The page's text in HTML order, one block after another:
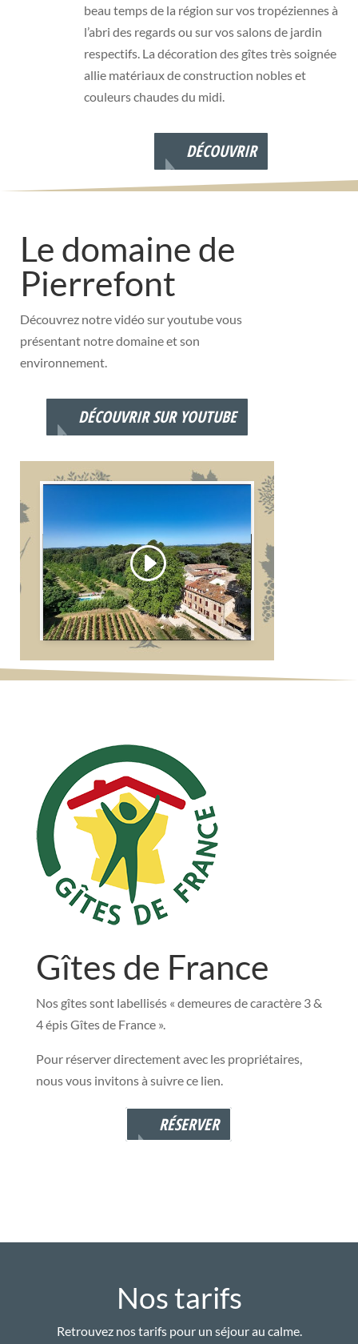
beau temps de la région sur vos tropéziennes à
l’abri des regards ou sur vos salons de jardin
respectifs. La décoration des gîtes très soignée
allie matériaux de construction nobles et
couleurs chaudes du midi.
DÉCOUVRIR
Le domaine de
Pierrefont
Découvrez notre vidéo sur youtube vous
présentant notre domaine et son
environnement.
DÉCOUVRIR SUR YOUTUBE
Cliquez pour accepter les cookies
marketing et activer ce contenu
Gîtes de France
Nos gîtes sont labellisés « demeures de caractère 3 &
4 épis Gîtes de France ».
Pour réserver directement avec les propriétaires,
nous vous invitons à suivre ce lien.
RÉSERVER
Nos tarifs
Retrouvez nos tarifs pour un séjour au calme.